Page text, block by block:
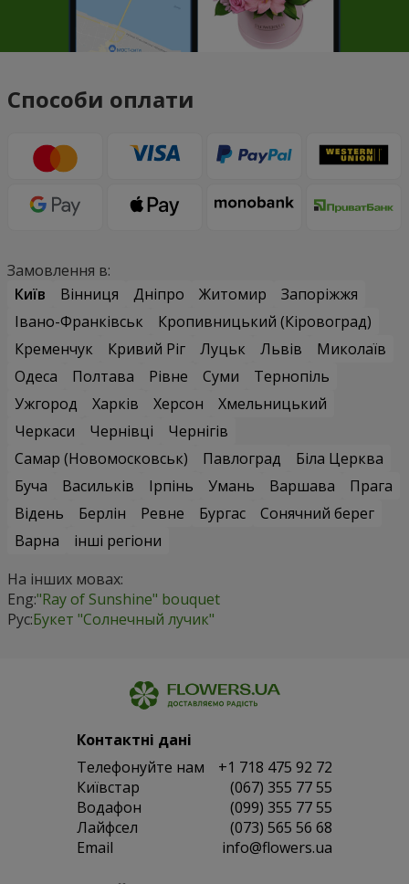
Способи оплати
Замовлення в:
Київ
Вінниця Дніпро Житомир
Запоріжжя
Івано-Франківськ
Кропивницький (Кіровоград)
Кременчук
Кривий Ріг Луцьк Львів
Миколаїв
Одеса
Полтава Рівне Суми
Тернопіль
Ужгород
Харків Херсон
Хмельницький
Черкаси
Чернівці
Чернігів
Самар (Новомосковськ)
Павлоград
Біла Церква
Буча
Васильків Ірпінь Умань Варшава
Прага
Відень
Берлін Ревне Бургас
Сонячний берег
Варна
інші регіони
На інших мовах:
Eng:"Ray of Sunshine" bouquet
Рус:Букет "Солнечный лучик"
Контактні дані
Телефонуйте нам
+1 718 475 92 72
Київстар
(067) 355 77 55
Водафон
(099) 355 77 55
Лайфсел
(073) 565 56 68
Email
info@flowers.ua